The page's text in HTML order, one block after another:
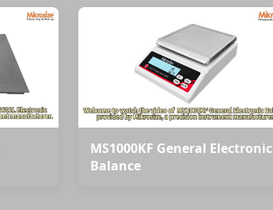
MS1000KF General Electronic
Balance